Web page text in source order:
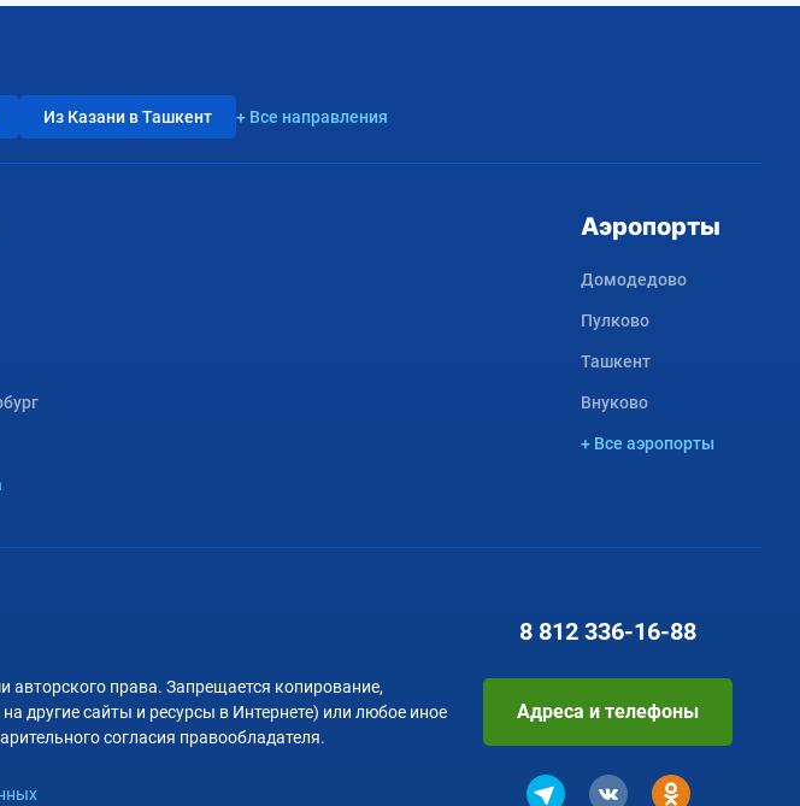
Из Казани в Ташкент + Все направления
Аэропорты
Домодедово
Пулково
Ташкент
Внуково
+ Все аэропорты
авторского права. Запрещается копирование,
другие сайты и ресурсы в Интернете) или любое иное
согласия правообладателя.
8 812 336-16-88
Адреса и телефоны